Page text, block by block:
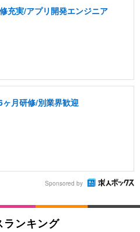
充実/アプリ開発エンジニア
月研修/別業界歓迎
Sponsored by
ランキング